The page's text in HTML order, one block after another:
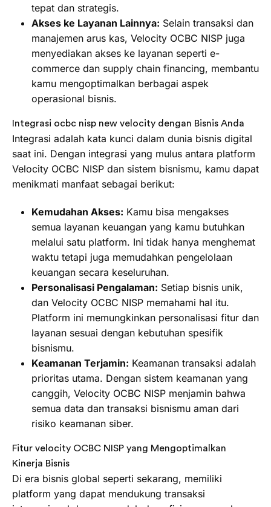
tepat dan strategis.
Akses ke Layanan Lainnya: Selain transaksi dan
manajemen arus kas, Velocity OCBC NISP juga
menyediakan akses ke layanan seperti e-
commerce dan supply chain financing, membantu
kamu mengoptimalkan berbagai aspek
operasional bisnis.
Integrasi ocbc nisp new velocity dengan Bisnis Anda
Integrasi adalah kata kunci dalam dunia bisnis digital
saat ini. Dengan integrasi yang mulus antara platform
Velocity OCBC NISP dan sistem bisnismu, kamu dapat
menikmati manfaat sebagai berikut:
Kemudahan Akses: Kamu bisa mengakses
semua layanan keuangan yang kamu butuhkan
melalui satu platform. Ini tidak hanya menghemat
waktu tetapi juga memudahkan pengelolaan
keuangan secara keseluruhan.
Personalisasi Pengalaman: Setiap bisnis unik,
dan Velocity OCBC NISP memahami hal itu.
Platform ini memungkinkan personalisasi fitur dan
layanan sesuai dengan kebutuhan spesifik
bisnismu.
Keamanan Terjamin: Keamanan transaksi adalah
prioritas utama. Dengan sistem keamanan yang
canggih, Velocity OCBC NISP menjamin bahwa
semua data dan transaksi bisnismu aman dari
risiko keamanan siber.
Fitur velocity OCBC NISP yang Mengoptimalkan
Kinerja Bisnis
Di era bisnis global seperti sekarang, memiliki
platform yang dapat mendukung transaksi